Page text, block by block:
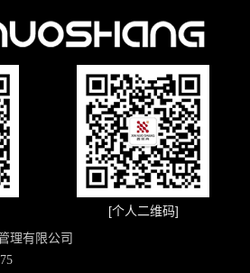
[个人二维码]
理有限公司